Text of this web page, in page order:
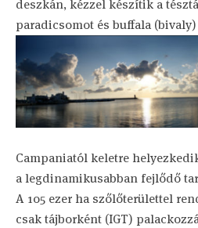
deszkán, kézzel készítik a
paradicsomot és buffala
Campaniatól keletre
a legdinamikusabban fejlődő
A 105 ezer ha szőlőterülettel
csak tájborként (IGT)